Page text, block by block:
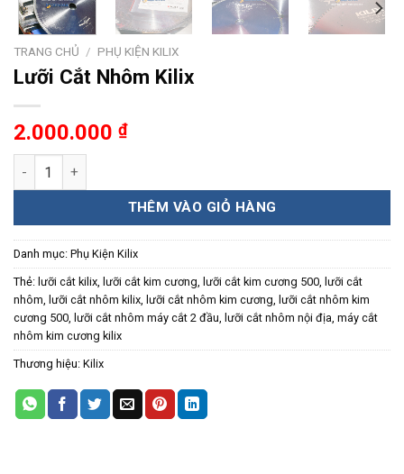
TRANG CHỦ / PHỤ KIỆN KILIX
Lưỡi Cắt Nhôm Kilix
2.000.000 ₫
Lưỡi Cắt Nhôm Kilix số lượng
THÊM VÀO GIỎ HÀNG
Danh mục: Phụ Kiện Kilix
Thẻ: lưỡi cắt kilix, lưỡi cắt kim cương, lưỡi cắt kim cương 500, lưỡi cắt
nhôm, lưỡi cắt nhôm kilix, lưỡi cắt nhôm kim cương, lưỡi cắt nhôm kim
cương 500, lưỡi cắt nhôm máy cắt 2 đầu, lưỡi cắt nhôm nội địa, máy cắt
nhôm kim cương kilix
Thương hiệu: Kilix